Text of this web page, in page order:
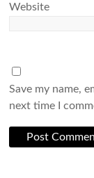
Website
Save my name,
next time I